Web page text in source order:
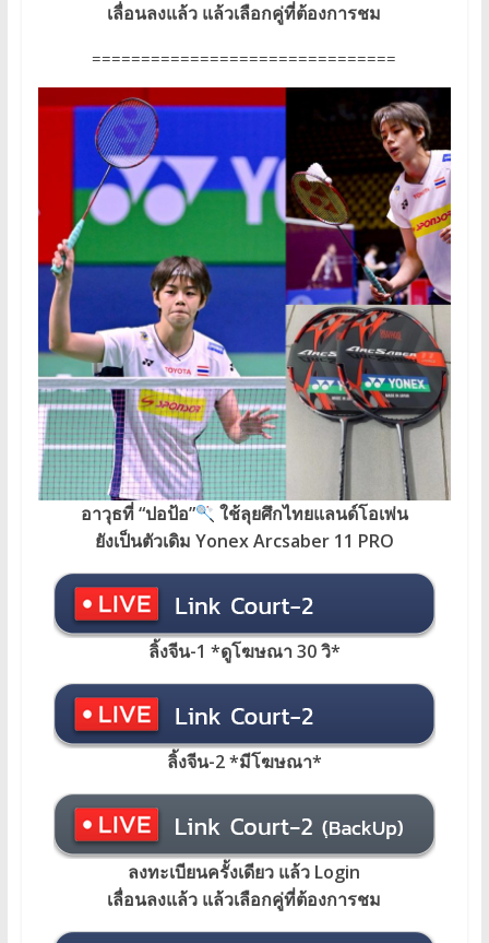
เลื่อนลงแล้ว แล้วเลือกคู่ที่ต้องการชม
===============================
อาวุธที่ “ปอป้อ”
ใช้ลุยศึกไทยแลนด์โอเพ่น
ยังเป็นตัวเดิม Yonex Arcsaber 11 PRO
ลิ้งจีน-1 *ดูโฆษณา 30 วิ*
ลิ้งจีน-2 *มีโฆษณา*
ลงทะเบียนครั้งเดียว แล้ว Login
เลื่อนลงแล้ว แล้วเลือกคู่ที่ต้องการชม